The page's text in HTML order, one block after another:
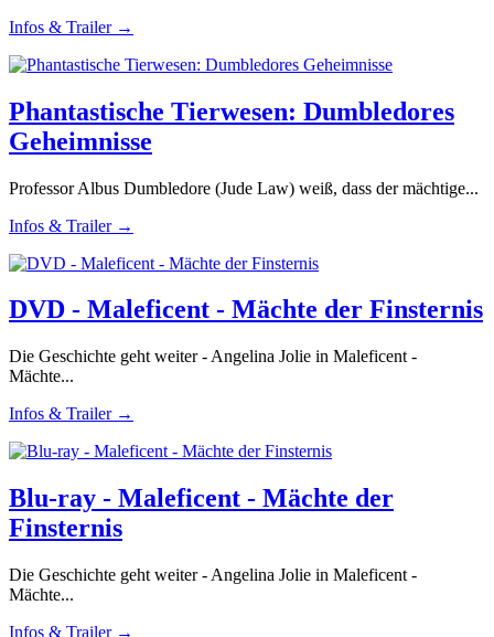
Infos & Trailer →
Phantastische Tierwesen: Dumbledores
Geheimnisse
Professor Albus Dumbledore (Jude Law) weiß, dass der mächtige...
Infos & Trailer →
DVD - Maleficent - Mächte der Finsternis
Die Geschichte geht weiter - Angelina Jolie in Maleficent -
Mächte...
Infos & Trailer →
Blu-ray - Maleficent - Mächte der
Finsternis
Die Geschichte geht weiter - Angelina Jolie in Maleficent -
Mächte...
Infos & Trailer →